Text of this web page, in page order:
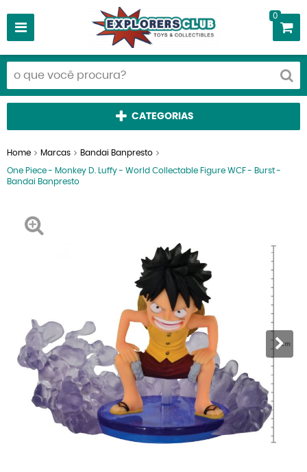
0
CATEGORIAS
Home Marcas Bandai Banpresto
One Piece - Monkey D. Luffy - World Collectable Figure WCF - Burst -
Bandai Banpresto